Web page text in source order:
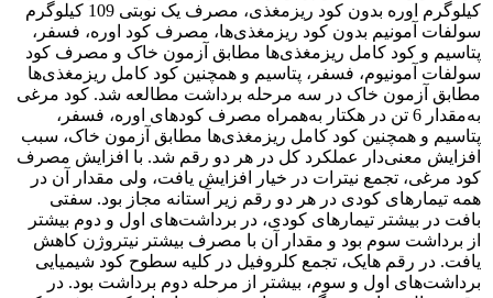
کیلوگرم اوره بدون کود ریزمغذی،‌ مصرف یک نوبتی 109 کیلوگرم
سولفات آمونیم بدون کود ریزمغذی‌ها، مصرف کود اوره، فسفر،
پتاسیم و کود کامل ریزمغذی‌ها مطابق آزمون خاک و مصرف کود
سولفات آمونیوم، فسفر، پتاسیم و همچنین کود کامل ریزمغذی‌ها
مطابق آزمون خاک در سه مرحله برداشت مطالعه شد. کود مرغی
به‌مقدار 6 تن در هکتار به‌همراه مصرف کودهای اوره، فسفر،
پتاسیم و همچنین کود کامل ریزمغذی‌ها مطابق آزمون خاک، سبب
افزایش معنی‌دار عملکرد کل در هر دو رقم شد. با افزایش مصرف
کود مرغی، تجمع نیترات در خیار افزایش یافت، ولی مقدار آن در
همه تیمارهای کودی در هر دو رقم زیر آستانه مجاز بود. سفتی
بافت در بیشتر تیمارهای کودی، در برداشت‌های اول و دوم بیشتر
از برداشت سوم بود و مقدار آن با مصرف بیشتر نیتروژن کاهش
یافت. در رقم هایک، تجمع کلروفیل در کلیه سطوح کود شیمیایی
برداشت‌های اول و سوم، بیشتر از مرحله دوم برداشت بود. در